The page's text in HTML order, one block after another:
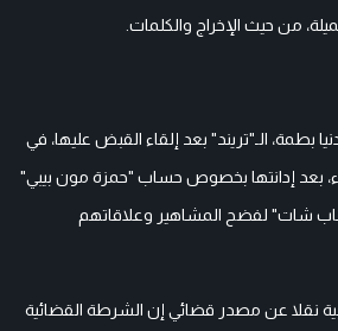
من حيث الإخراج والكلمات.
بطمة، الـ"تريند" بعد إلقاء القبض عليها، في
بعد إدانتها بخصوص حساب "حمزة مون بيبي"
شات" لفضح المشاهير وعلاقاتهم
نقلا عن مصدر قضائي إن الشرطة القضائية